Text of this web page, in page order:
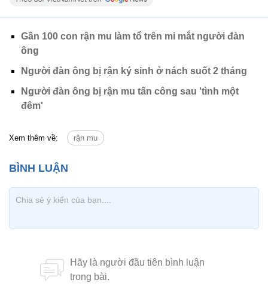
Gần 100 con rận mu làm tổ trên mi mắt người đàn
ông
Người đàn ông bị rận ký sinh ở nách suốt 2 tháng
Người đàn ông bị rận mu tấn công sau 'tình một
đêm'
Xem thêm về: rận mu